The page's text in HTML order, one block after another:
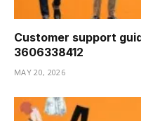
Customer support
3606338412
MAY 20, 2026